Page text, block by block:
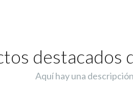
destacados
Aquí hay una